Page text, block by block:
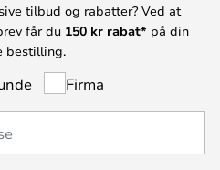
tilbud og rabatter? Ved at
får du 150 kr rabat* på din
bestilling.
Firma